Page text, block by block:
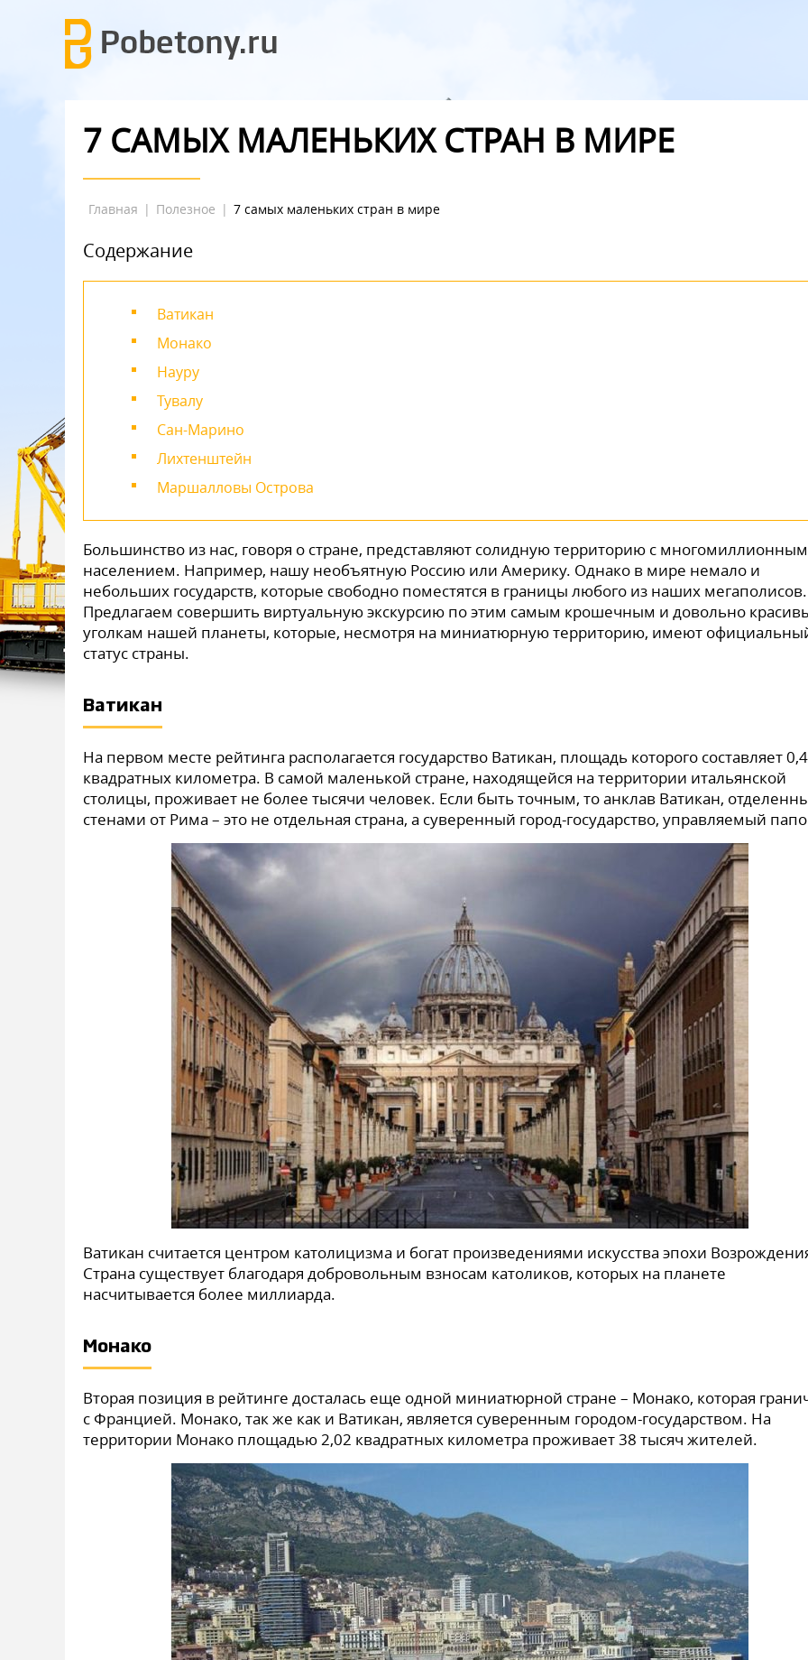
7 САМЫХ МАЛЕНЬКИХ СТРАН В МИРЕ
Главная | Полезное | 7 самых маленьких стран в мире
Содержание
Ватикан
Монако
Науру
Тувалу
Сан-Марино
Лихтенштейн
Маршалловы Острова
Большинство из нас, говоря о стране, представляют солидную территорию с многомиллионным
населением. Например, нашу необъятную Россию или Америку. Однако в мире немало и
небольших государств, которые свободно поместятся в границы любого из наших мегаполисов.
Предлагаем совершить виртуальную экскурсию по этим самым крошечным и довольно
уголкам нашей планеты, которые, несмотря на миниатюрную территорию, имеют
статус страны.
Ватикан
На первом месте рейтинга располагается государство Ватикан, площадь которого составляет
квадратных километра. В самой маленькой стране, находящейся на территории итальянской
столицы, проживает не более тысячи человек. Если быть точным, то анклав Ватикан,
стенами от Рима – это не отдельная страна, а суверенный город-государство, управляемый
Ватикан считается центром католицизма и богат произведениями искусства эпохи
Страна существует благодаря добровольным взносам католиков, которых на планете
насчитывается более миллиарда.
Монако
Вторая позиция в рейтинге досталась еще одной миниатюрной стране – Монако, которая
с Францией. Монако, так же как и Ватикан, является суверенным городом-государством. На
территории Монако площадью 2,02 квадратных километра проживает 38 тысяч жителей.